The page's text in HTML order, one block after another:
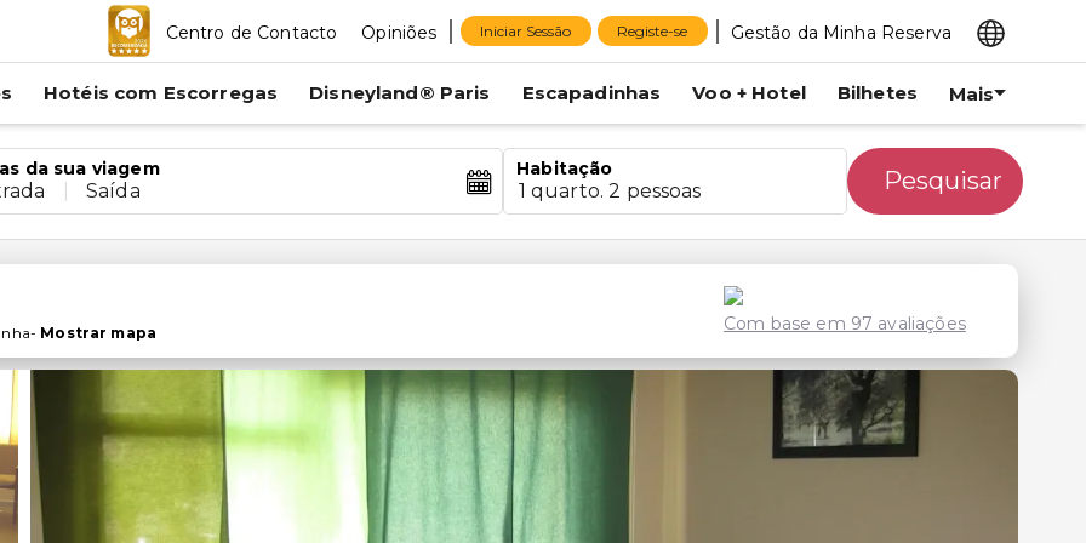
Centro de Contacto Opiniões Iniciar Sessão Registe-se Gestão da Minha Reserva
Hotéis com Escorregas Disneyland® Paris Escapadinhas Voo + Hotel Bilhetes Mais
da sua viagem
Saída
Habitação
1 quarto. 2 pessoas Pesquisar
- Mostrar mapa Com base em 97 avaliações